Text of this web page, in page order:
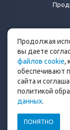
Продолжая
вы даете
файлов cookie,
обеспечивают
сайта и
политикой
данных.
ПОНЯТНО